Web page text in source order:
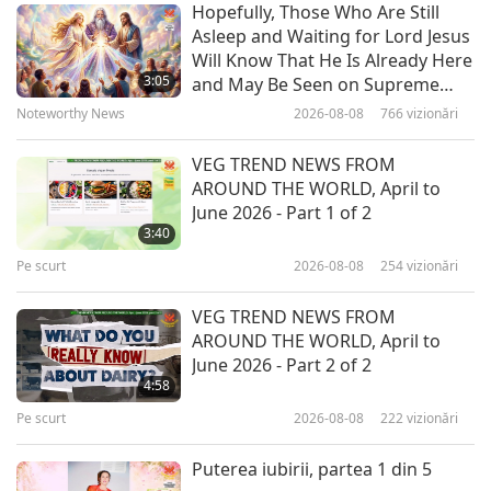
9
6:32
Pe scurt 2022-02-25 11571vizionări
10
6:22
Mărturii despre Rai, partea 10 –
Vizite pe alte planete
Pe scurt 2021-07-31 13482
11
1:44
Mărturii despre Rai, partea 11 –
Maestra mi-a luat bunicul în Rai
să se bucure de Nectarul Divin
şi Fructele Divine
Pe scurt 2021-08-04 11497
12
Mărturii despre Rai, partea 12 –
Cununia adevărată şi „Lăcaşul
Sfinţilor”
3:05
Hopefully, Those Who Are Still
Asleep and Waiting for Lord Jesus
Will Know That He Is Already Here
and May Be Seen on Supreme
Master Television
Noteworthy News 2026-08-08 766vizionări
3:40
VEG TREND NEWS FROM
AROUND THE WORLD, April to
June 2026 - Part 1 of 2
Pe scurt 2026-08-08 254vizionări
4:58
VEG TREND NEWS FROM
AROUND THE WORLD, April to
June 2026 - Part 2 of 2
Pe scurt 2026-08-08 222 vizionări
Puterea iubirii, partea 1 din 5